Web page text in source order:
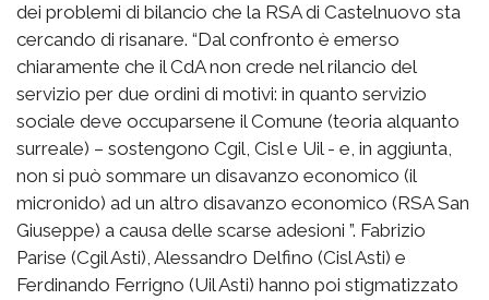
dei problemi di bilancio che la RSA di Castelnuovo sta
cercando di risanare. “Dal confronto è emerso
chiaramente che il CdA non crede nel rilancio del
servizio per due ordini di motivi: in quanto servizio
sociale deve occuparsene il Comune (teoria alquanto
surreale) – sostengono Cgil, Cisl e Uil - e, in aggiunta,
non si può sommare un disavanzo economico (il
micronido) ad un altro disavanzo economico (RSA San
Giuseppe) a causa delle scarse adesioni ”. Fabrizio
Parise (Cgil Asti), Alessandro Delfino (Cisl Asti) e
Ferdinando Ferrigno (Uil Asti) hanno poi stigmatizzato